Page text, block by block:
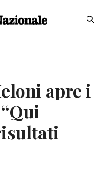
apre i